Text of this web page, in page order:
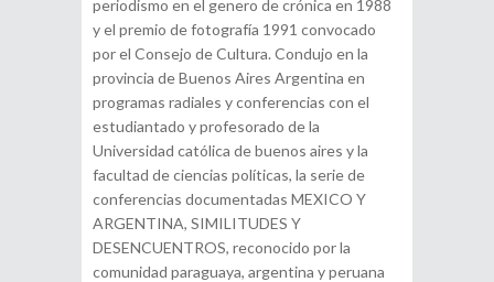
periodismo en el genero de crónica en 1988
y el premio de fotografía 1991 convocado
por el Consejo de Cultura. Condujo en la
provincia de Buenos Aires Argentina en
programas radiales y conferencias con el
estudiantado y profesorado de la
Universidad católica de buenos aires y la
facultad de ciencias políticas, la serie de
conferencias documentadas MEXICO Y
ARGENTINA, SIMILITUDES Y
DESENCUENTROS, reconocido por la
comunidad paraguaya, argentina y peruana